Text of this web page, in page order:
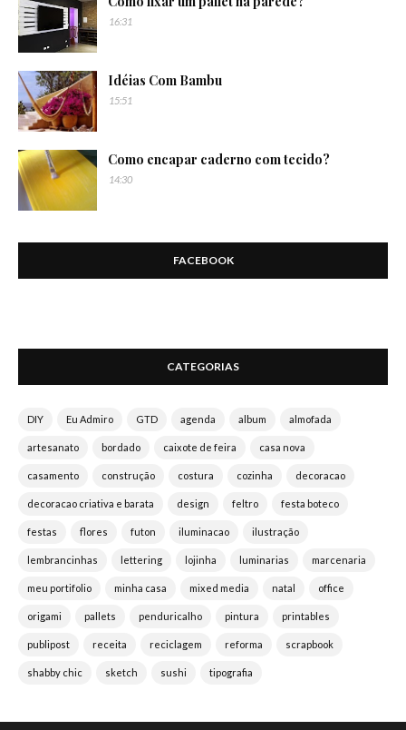
16:31
Idéias Com Bambu
15:51
Como encapar caderno com tecido?
14:30
FACEBOOK
CATEGORIAS
DIY Eu Admiro GTD agenda album almofada
artesanato bordado caixote de feira casa nova
casamento construção costura cozinha decoracao
decoracao criativa e barata design feltro festa boteco
festas flores futon iluminacao ilustração
lembrancinhas lettering lojinha luminarias marcenaria
meu portifolio minha casa mixed media natal office
origami pallets penduricalho pintura printables
publipost receita reciclagem reforma scrapbook
shabby chic sketch sushi tipografia